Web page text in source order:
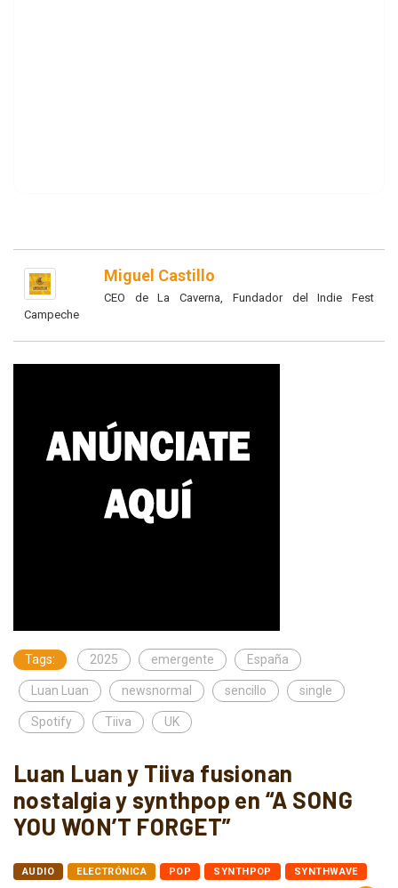
Miguel Castillo
CEO de La Caverna, Fundador del Indie Fest
Campeche
Tags: 2025 emergente España
Luan Luan newsnormal sencillo single
Spotify Tiiva UK
Luan Luan y Tiiva fusionan
nostalgia y synthpop en “A SONG
YOU WON’T FORGET”
AUDIO ELECTRÓNICA POP SYNTHPOP SYNTHWAVE